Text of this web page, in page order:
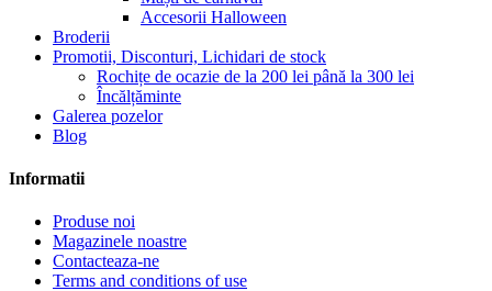
Accesorii Halloween
Broderii
Promotii, Disconturi, Lichidari de stock
Rochițe de ocazie de la 200 lei până la 300 lei
Încălțăminte
Galerea pozelor
Blog
Informatii
Produse noi
Magazinele noastre
Contacteaza-ne
Terms and conditions of use